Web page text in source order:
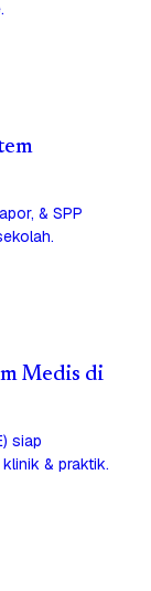
& SPP
Medis di
siap
& praktik.